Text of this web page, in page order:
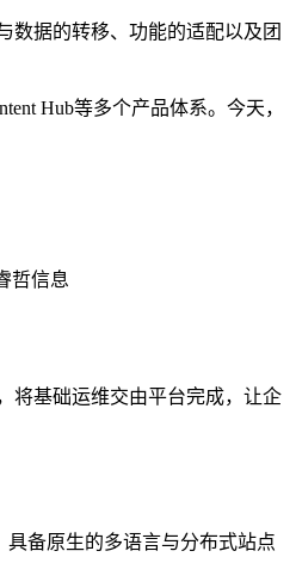
数据的转移、功能的适配以及团
Hub等多个产品体系。今天，
哲信息
将基础运维交由平台完成，让企
备原生的多语言与分布式站点